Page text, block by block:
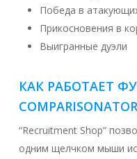
Победа в
Прикосновения в
Выигранные дуэли
КАК РАБОТАЕТ
“Recruitment Shop”
одним щелчком мыши